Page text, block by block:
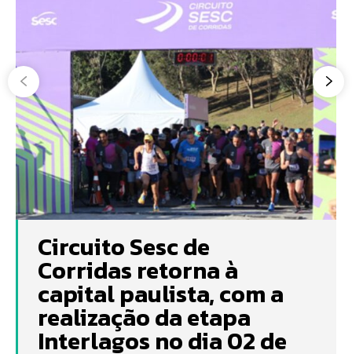
Circuito Sesc de
Corridas retorna à
capital paulista, com a
realização da etapa
Interlagos no dia 02 de